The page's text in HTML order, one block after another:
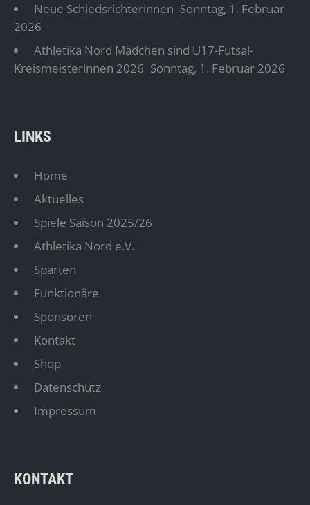
Neue Schiedsrichterinnen Sonntag, 1. Februar
2026
Athletika Nord Mädchen sind U17-Futsal-
Kreismeisterinnen 2026 Sonntag, 1. Februar 2026
LINKS
Home
Aktuelles
Spiele Saison 2025/26
Athletika Nord e.V.
Sparten
Funktionäre
Sponsoren
Kontakt
Shop
Datenschutz
Impressum
KONTAKT